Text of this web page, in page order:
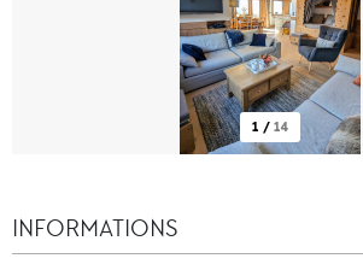
1 / 14
INFORMATIONS